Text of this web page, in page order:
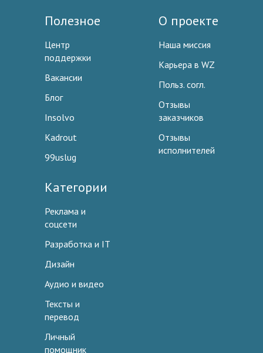
Полезное
Центр
поддержки
Вакансии
Блог
Insolvo
Kadrout
99uslug
О проекте
Наша миссия
Карьера в WZ
Польз. согл.
Отзывы
заказчиков
Отзывы
исполнителей
Категории
Реклама и
соцсети
Разработка и IT
Дизайн
Аудио и видео
Тексты и
перевод
Личный
помощник